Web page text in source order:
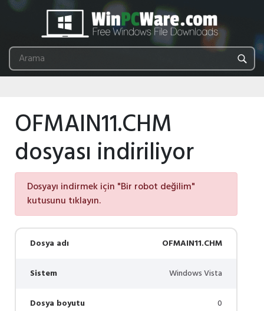
OFMAIN11.CHM
dosyası indiriliyor
Dosyayı indirmek için "Bir robot değilim"
kutusunu tıklayın.
Dosya adı OFMAIN11.CHM
Sistem Windows Vista
Dosya boyutu 0